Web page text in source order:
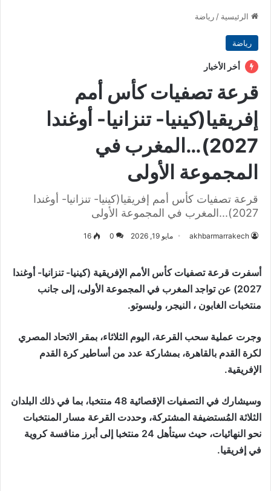
الرئيسية /رياضة
رياضة
أخر الأخبار
قرعة تصفيات كأس أمم
إفريقيا(كينيا- تنزانيا- أوغندا
2027)…المغرب في
المجموعة الأولى
قرعة تصفيات كأس أمم إفريقيا(كينيا- تنزانيا- أوغندا
2027)...المغرب في المجموعة الأولى
akhbarmarrakech مايو 19, 2026 0
16
أسفرت قرعة تصفيات كأس الأمم الإفريقية (كينيا- تنزانيا- أوغندا
2027) عن تواجد المغرب في المجموعة الأولى، إلى جانب
منتخبات الغابون ، النيجر، وليسوتو.
وجرت عملية سحب القرعة، اليوم الثلاثاء، بمقر الاتحاد المصري
لكرة القدم بالقاهرة، بمشاركة عدد من أساطير كرة القدم
الإفريقية.
وسيشارك في التصفيات الإقصائية 48 منتخبا، بما في ذلك البلدان
الثلاثة المُستضيفة المشتركة، وحددت القرعة مسار المنتخبات
نحو النهائيات، حيث سيتأهل 24 منتخبا إلى أبرز منافسة كروية
في إفريقيا.